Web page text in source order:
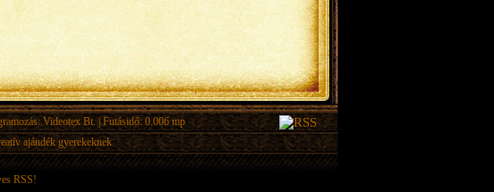
Videotex Bt. | Futásidő: 0.006 mp
ajándék gyerekeknek